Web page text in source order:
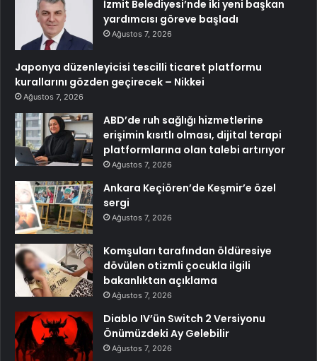
İzmit Belediyesi’nde iki yeni başkan
yardımcısı göreve başladı
Ağustos 7, 2026
Japonya düzenleyicisi tescilli ticaret platformu
kurallarını gözden geçirecek – Nikkei
Ağustos 7, 2026
ABD’de ruh sağlığı hizmetlerine
erişimin kısıtlı olması, dijital terapi
platformlarına olan talebi artırıyor
Ağustos 7, 2026
Ankara Keçiören’de Keşmir’e özel
sergi
Ağustos 7, 2026
Komşuları tarafından öldüresiye
dövülen otizmli çocukla ilgili
bakanlıktan açıklama
Ağustos 7, 2026
Diablo IV’ün Switch 2 Versiyonu
Önümüzdeki Ay Gelebilir
Ağustos 7, 2026